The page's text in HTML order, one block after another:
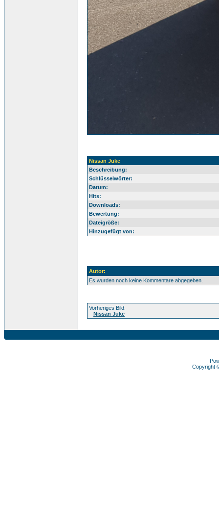
Nissan Juke
Beschreibung:
Schlüsselwörter:
Datum:
Hits:
Downloads:
Bewertung:
Dateigröße:
Hinzugefügt von:
Autor:
Es wurden noch keine Kommentare abgegeben.
Vorheriges Bild:
Nissan Juke
Copyright